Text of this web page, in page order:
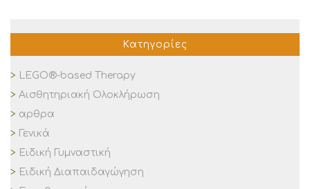
Κατηγορίες
LEGO®-based Therapy
Αισθητηριακή Ολοκλήρωση
αρθρα
Γενικά
Ειδική Γυμναστική
Ειδική Διαπαιδαγώγηση